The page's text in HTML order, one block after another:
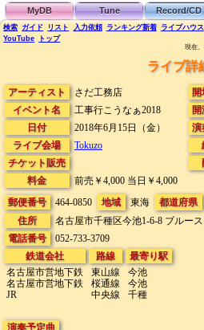
MyDB Tune Record/CD
検索 ガイド リスト 入力依頼 ランキング新着 ライブハウス
YouTube
トップ
現在
ライブ詳
アーティスト
さだ工務店
イベント名
工事行こうなぁ2018
日付
2018年6月15日（金）
ライブ会場
Tokuzo
チケット販売
料金
前売￥4,000 当日￥4,000
演
郵便番号 464-0850 地域 東海 都道府県
住所
名古屋市千種区今池1-6-8 ブルー
電話番号
052-733-3709
鉄道会社
名古屋市営地下鉄
名古屋市営地下鉄
JR
路線
東山線
桜通線
中央線
最寄り駅
今池
今池
千種
演奏予定曲